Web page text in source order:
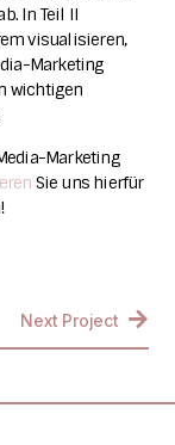
In Teil II
visualisieren,
Marketing
wichtigen
Marketing
Sie uns hierfür
Next Project